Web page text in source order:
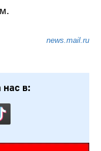
news.mail.ru
в: